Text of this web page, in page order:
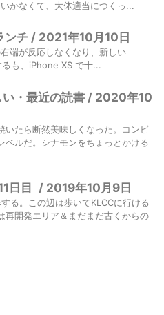
かなくて、大体適当につくっ...
チ / 2021年10月10日
端が反応しなくなり、新しい
も、iPhone XS で十...
い・最近の読書 / 2020年10
いたら断然美味しくなった。コンビ
ベルだ。シナモンをちょっとかける
日目 / 2019年10月9日
る。この辺は歩いてKLCCに行ける
再開発エリア＆まだまだ古くからの